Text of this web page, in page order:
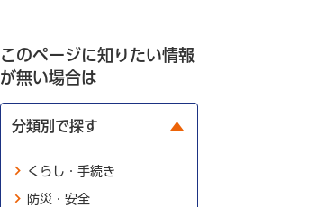
このページに知りたい情報
が無い場合は
分類別で探す
くらし・手続き
防災・安全